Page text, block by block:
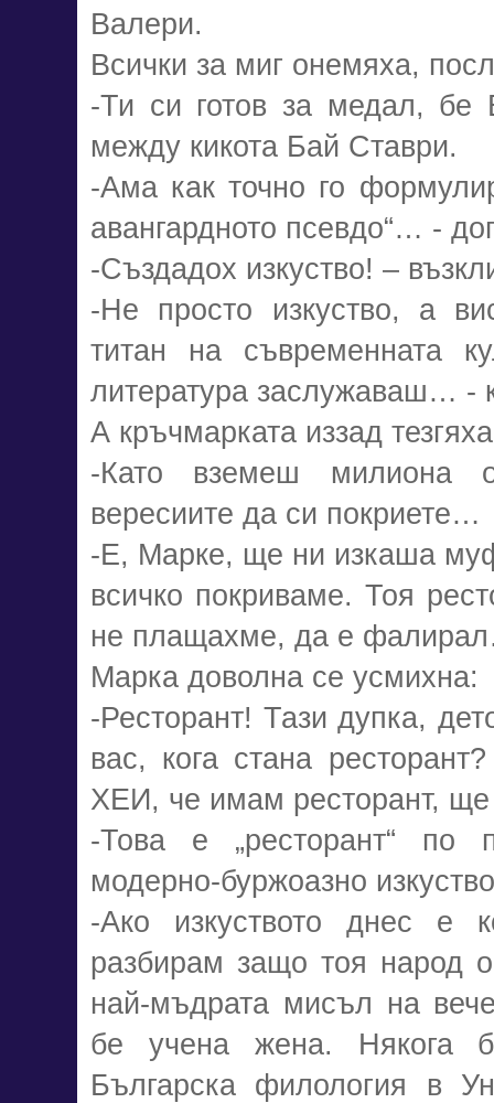
Валери.
Всички за миг онемяха,
-Ти си готов за медал, бе
между кикота Бай Ставри.
-Ама как точно го
авангардното псевдо“… -
-Създадох изкуство! –
-Не просто изкуство, а
титан на съвременната
литература заслужаваш… -
А кръчмарката иззад
-Като вземеш милиона
вересиите да си покриете…
-Е, Марке, ще ни изкаша
всичко покриваме. Тоя
не плащахме, да е
Марка доволна се усмихна:
-Ресторант! Тази дупка,
вас, кога стана
ХЕИ, че имам ресторант,
-Това е „ресторант“ по
модерно-буржоазно
-Ако изкуството днес е
разбирам защо тоя народ
най-мъдрата мисъл на
бе учена жена. Някога
Българска филология в